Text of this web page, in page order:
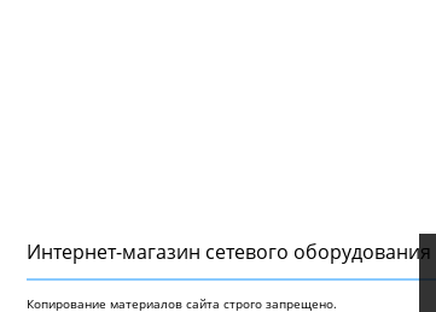
Интернет-магазин сетeвого оборудования
Копирование материалов сайта строго запрещено.